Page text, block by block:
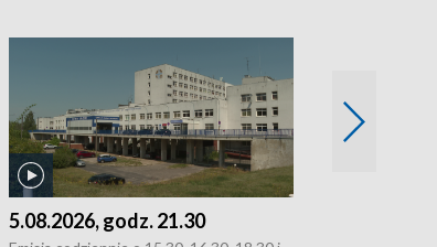
5.08.2026, godz. 21.30